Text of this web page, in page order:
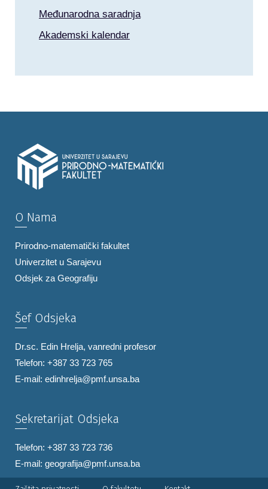
Međunarodna saradnja
Akademski kalendar
O Nama
Prirodno-matematički fakultet
Univerzitet u Sarajevu
Odsjek za Geografiju
Šef Odsjeka
Dr.sc. Edin Hrelja, vanredni profesor
Telefon: +387 33 723 765
E-mail: edinhrelja@pmf.unsa.ba
Sekretarijat Odsjeka
Telefon: +387 33 723 736
E-mail: geografija@pmf.unsa.ba